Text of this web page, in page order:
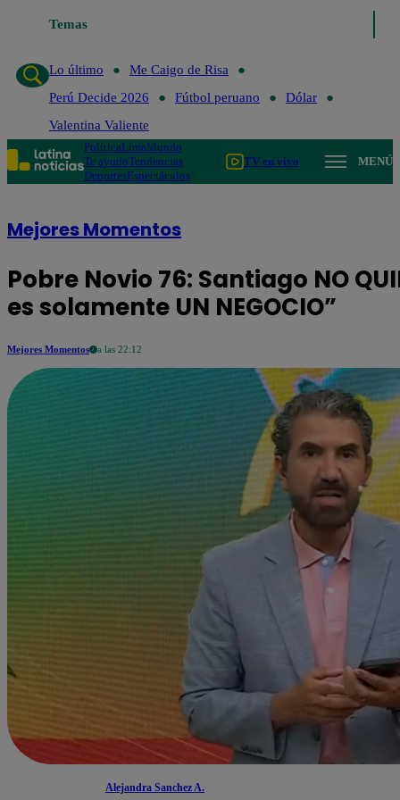
Temas
Lo último
Me Caigo de Risa
Perú Decide 2026
Fútbol peruano
Dólar
Valentina Valiente
PolíticaLimaMundo
Te ayudoTendencias
DeportesEspectáculos
TV en vivo MENÚ
Mejores Momentos
Pobre Novio 76: Santiago NO
es solamente UN NEGOCIO”
Mejores Momentos a las 22:12
Alejandra Sanchez A.